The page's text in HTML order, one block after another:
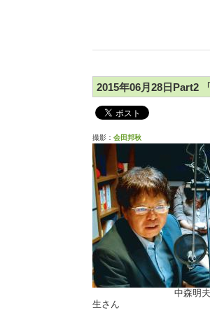
2015年06月28日Part2
撮影： 会田邦秋
中森明
生さん